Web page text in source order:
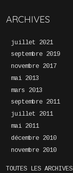
ARCHIVES
juillet 2021
septembre 2019
novembre 2017
mai 2013
mars 2013
septembre 2011
juillet 2011
mai 2011
décembre 2010
novembre 2010
TOUTES LES ARCHIVES